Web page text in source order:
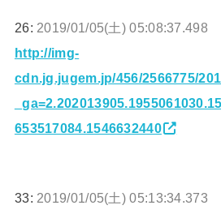
26: 2019/01/05(土) 05:08:37.498
http://img-
cdn.jg.jugem.jp/456/2566775/
653517084.1546632440
33: 2019/01/05(土) 05:13:34.373